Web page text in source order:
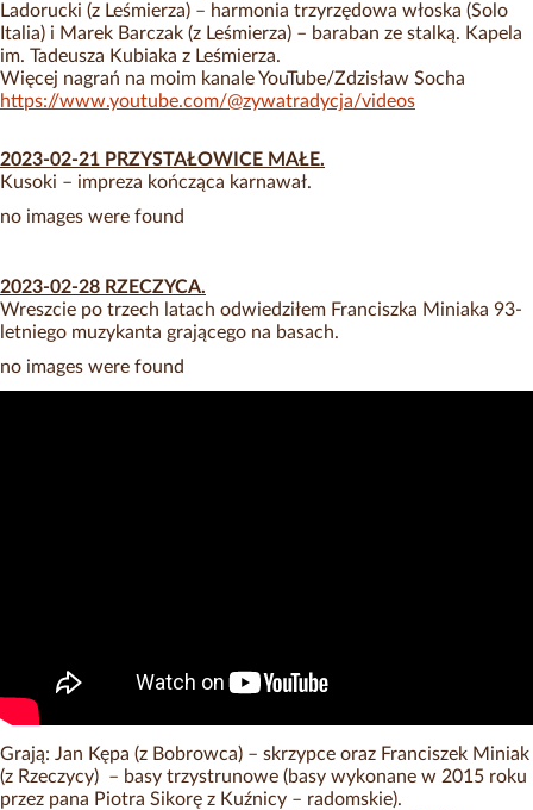
Ladorucki (z Leśmierza) – harmonia trzyrzędowa włoska (Solo
Italia) i Marek Barczak (z Leśmierza) – baraban ze stalką. Kapela
im. Tadeusza Kubiaka z Leśmierza.
Więcej nagrań na moim kanale YouTube/Zdzisław Socha
https://www.youtube.com/@zywatradycja/videos
2023-02-21 PRZYSTAŁOWICE MAŁE.
Kusoki – impreza kończąca karnawał.
no images were found
2023-02-28 RZECZYCA.
Wreszcie po trzech latach odwiedziłem Franciszka Miniaka 93-
letniego muzykanta grającego na basach.
no images were found
Grają: Jan Kępa (z Bobrowca) – skrzypce oraz Franciszek Miniak
(z Rzeczycy) – basy trzystrunowe (basy wykonane w 2015 roku
przez pana Piotra Sikorę z Kuźnicy – radomskie).